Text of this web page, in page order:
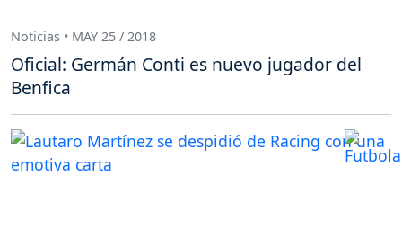
Noticias • MAY 25 / 2018
Oficial: Germán Conti es nuevo jugador del
Benfica